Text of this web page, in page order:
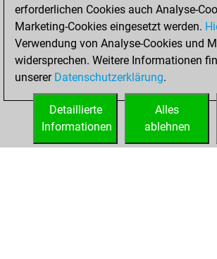
BeautyScore of 12
Fritz
You
achieved a new Elo
of 1591
You created
your Fritz account
erforderlichen Cookies auch Analyse-
Marketing-Cookies eingesetzt werden.
Verwendung von Analyse-Cookies und
widersprechen. Weitere Informationen
unserer Datenschutzerklärung.
Alles
ablehnen
Detaillierte
Informationen